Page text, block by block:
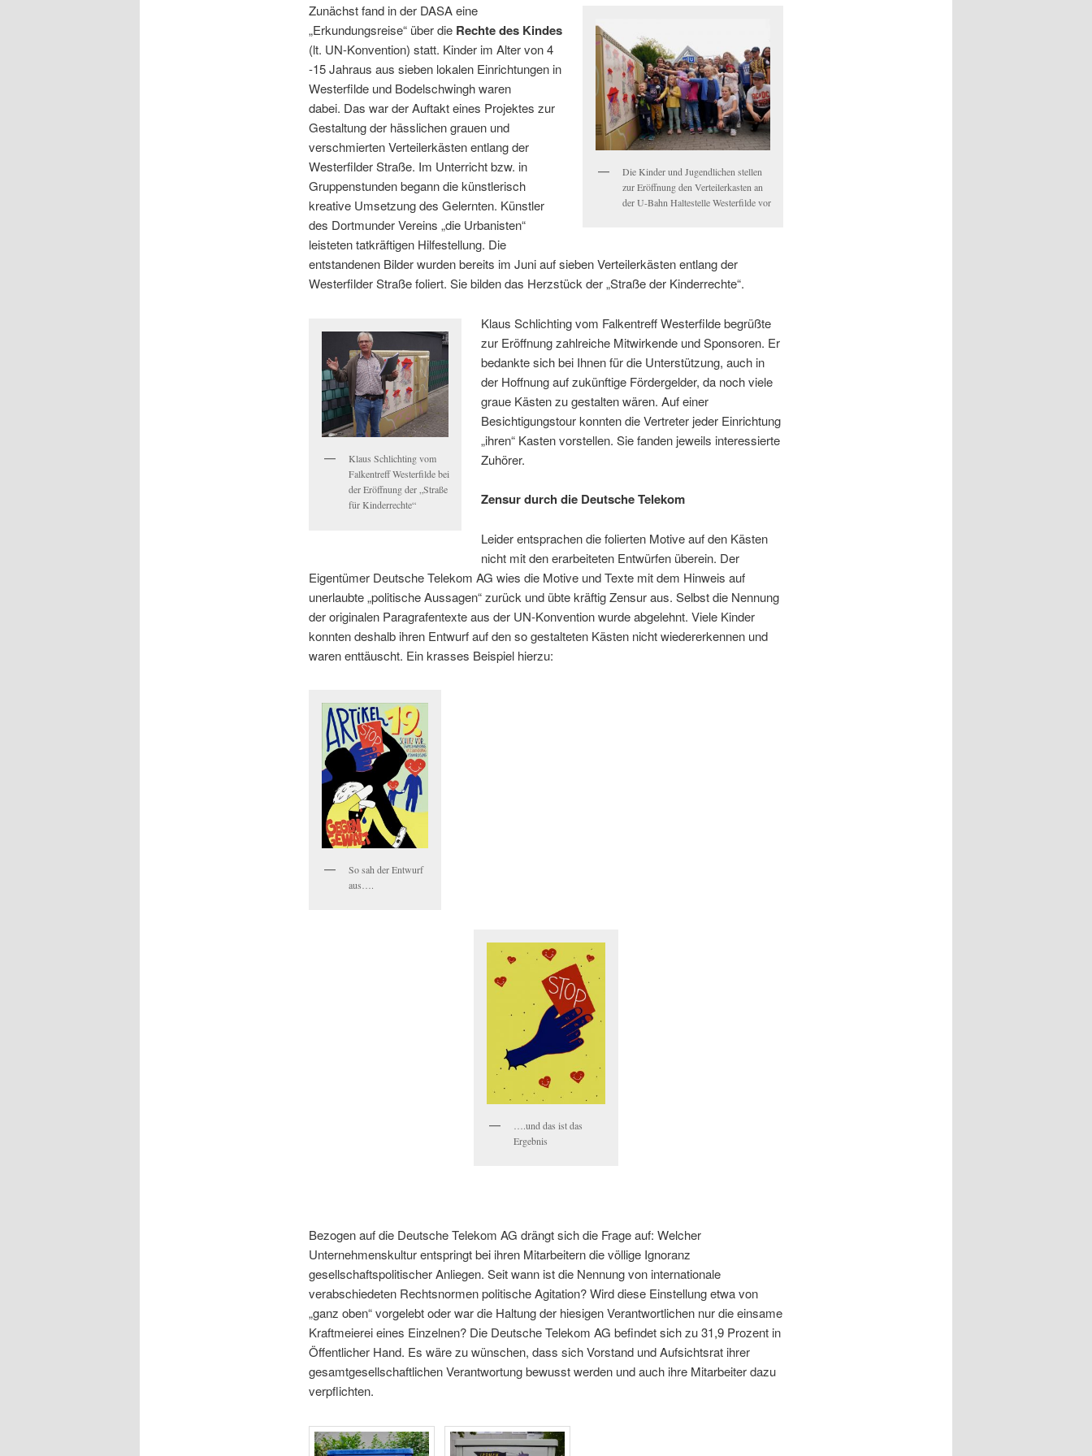
Die Kinder und Jugendlichen stellen
zur Eröffnung den Verteilerkasten an
der U-Bahn Haltestelle Westerfilde vor
Zunächst fand in der DASA eine
„Erkundungsreise“ über die Rechte des Kindes
(lt. UN-Konvention) statt. Kinder im Alter von 4
-15 Jahraus aus sieben lokalen Einrichtungen in
Westerfilde und Bodelschwingh waren
dabei. Das war der Auftakt eines Projektes zur
Gestaltung der hässlichen grauen und
verschmierten Verteilerkästen entlang der
Westerfilder Straße. Im Unterricht bzw. in
Gruppenstunden begann die künstlerisch
kreative Umsetzung des Gelernten. Künstler
des Dortmunder Vereins „die Urbanisten“
leisteten tatkräftigen Hilfestellung. Die
entstandenen Bilder wurden bereits im Juni auf sieben Verteilerkästen entlang der
Westerfilder Straße foliert. Sie bilden das Herzstück der „Straße der Kinderrechte“.
Klaus Schlichting vom
Falkentreff Westerfilde bei
der Eröffnung der „Straße
für Kinderrechte“
Klaus Schlichting vom Falkentreff Westerfilde begrüßte
zur Eröffnung zahlreiche Mitwirkende und Sponsoren. Er
bedankte sich bei Ihnen für die Unterstützung, auch in
der Hoffnung auf zukünftige Fördergelder, da noch viele
graue Kästen zu gestalten wären. Auf einer
Besichtigungstour konnten die Vertreter jeder Einrichtung
„ihren“ Kasten vorstellen. Sie fanden jeweils interessierte
Zuhörer.
Zensur durch die Deutsche Telekom
Leider entsprachen die folierten Motive auf den Kästen
nicht mit den erarbeiteten Entwürfen überein. Der
Eigentümer Deutsche Telekom AG wies die Motive und Texte mit dem Hinweis auf
unerlaubte „politische Aussagen“ zurück und übte kräftig Zensur aus. Selbst die Nennung
der originalen Paragrafentexte aus der UN-Konvention wurde abgelehnt. Viele Kinder
konnten deshalb ihren Entwurf auf den so gestalteten Kästen nicht wiedererkennen und
waren enttäuscht. Ein krasses Beispiel hierzu:
So sah der Entwurf
aus….
….und das ist das
Ergebnis
Bezogen auf die Deutsche Telekom AG drängt sich die Frage auf: Welcher
Unternehmenskultur entspringt bei ihren Mitarbeitern die völlige Ignoranz
gesellschaftspolitischer Anliegen. Seit wann ist die Nennung von internationale
verabschiedeten Rechtsnormen politische Agitation? Wird diese Einstellung etwa von
„ganz oben“ vorgelebt oder war die Haltung der hiesigen Verantwortlichen nur die einsame
Kraftmeierei eines Einzelnen? Die Deutsche Telekom AG befindet sich zu 31,9 Prozent in
Öffentlicher Hand. Es wäre zu wünschen, dass sich Vorstand und Aufsichtsrat ihrer
gesamtgesellschaftlichen Verantwortung bewusst werden und auch ihre Mitarbeiter dazu
verpflichten.